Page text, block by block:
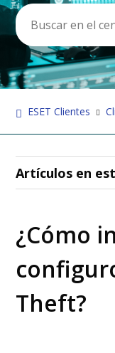
ESET Clientes
Artículos en
¿Cómo
Theft?